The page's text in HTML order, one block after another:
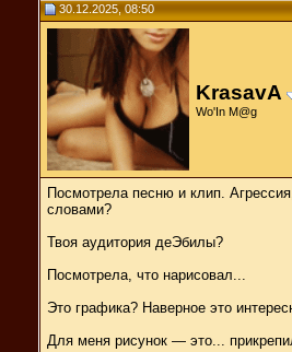
30.12.2025, 08:50
KrasavA
Wо'In M@g
Посмотрела песню и клип.
словами?
Твоя аудитория деЭбилы?
Посмотрела, что нарисовал...
Это графика? Наверное это
Для меня рисунок — это...